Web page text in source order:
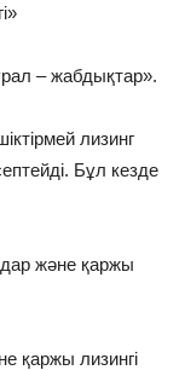
– жабдықтар».
лизинг
Бұл кезде
және қаржы
қаржы лизингі